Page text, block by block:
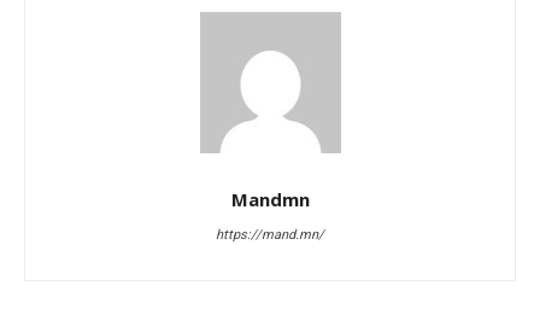
Mandmn
https://mand.mn/